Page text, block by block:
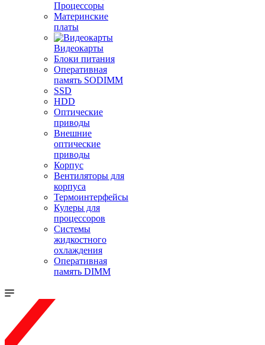
Процессоры
Материнские
платы
Видеокарты
Блоки питания
Оперативная
память SODIMM
SSD
HDD
Оптические
приводы
Внешние
оптические
приводы
Корпус
Вентиляторы для
корпуса
Термоинтерфейсы
Кулеры для
процессоров
Системы
жидкостного
охлаждения
Оперативная
память DIMM